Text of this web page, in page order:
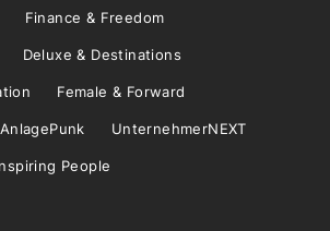
Finance & Freedom
Deluxe & Destinations
Female & Forward
AnlagePunk UnternehmerNEXT
People